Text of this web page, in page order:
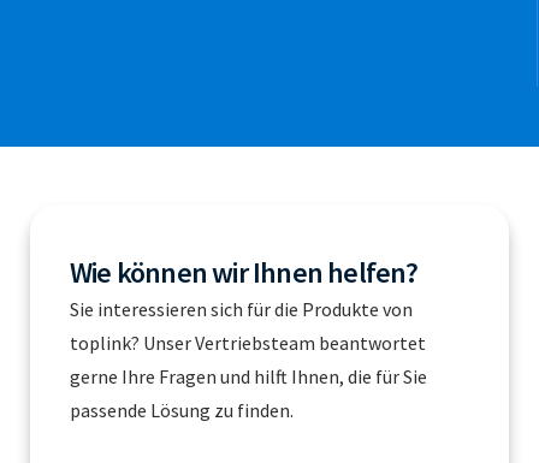
Wie können wir Ihnen helfen?
Sie interessieren sich für die Produkte von
toplink? Unser Vertriebsteam beantwortet
gerne Ihre Fragen und hilft Ihnen, die für Sie
passende Lösung zu finden.